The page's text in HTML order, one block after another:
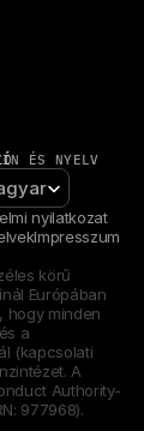
ÉS NYELV
nyilatkozat
Impresszum
körű
Európában
hogy minden
a
(kapcsolati
A
Authority-
977968).